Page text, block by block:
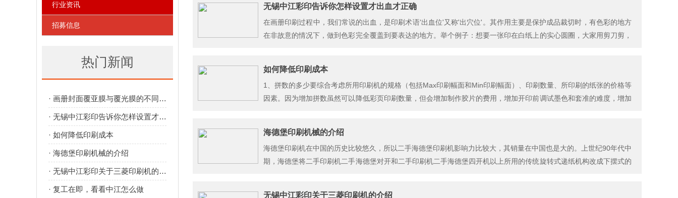
行业资讯
招募信息
热门新闻
· 画册封面覆亚膜与覆光膜的不同效果
· 无锡中江彩印告诉你怎样设置才出血才正确
· 如何降低印刷成本
· 海德堡印刷机械的介绍
· 无锡中江彩印关于三菱印刷机的介绍
· 复工在即，看看中江怎么做
无锡中江彩印告诉你怎样设置才出血才正确
在画册印刷过程中，我们常说的出血，是印刷术语'出血位'又称'出穴位'。其作用主要是保护成品裁切时，有色彩的地方
在非故意的情况下，做到色彩完全覆盖到要表达的地方。举个例子：想要一张印在白纸上的实心圆圈，大家用剪刀剪，
如何降低印刷成本
1、拼数的多少要综合考虑所用印刷机的规格（包括Max印刷幅面和Min印刷幅面）、印刷数量、所印刷的纸张的价格等
因素。因为增加拼数虽然可以降低彩页印刷数量，但会增加制作胶片的费用，增加开印前调试墨色和套准的难度，增加
海德堡印刷机械的介绍
海德堡印刷机在中国的历史比较悠久，所以二手海德堡印刷机影响力比较大，其销量在中国也是大的。上世纪90年代中
期，海德堡将二手印刷机二手海德堡对开和二手印刷机二手海德堡四开机以上所用的传统旋转式递纸机构改成下摆式的
无锡中江彩印关于三菱印刷机的介绍